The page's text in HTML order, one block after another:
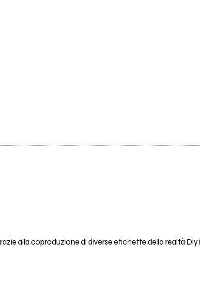
alla coproduzione di diverse etichette della realtà